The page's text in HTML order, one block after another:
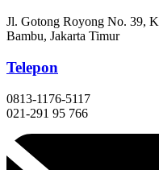
Jl. Gotong Royong No. 39,
Bambu, Jakarta Timur
Telepon
0813-1176-5117
021-291 95 766